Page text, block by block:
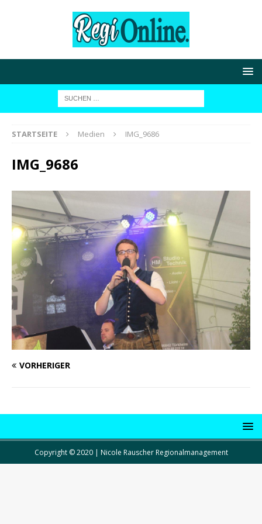
STARTSEITE Medien IMG_9686
IMG_9686
VORHERIGER
Copyright © 2020 | Nicole Rauscher Regionalmanagement